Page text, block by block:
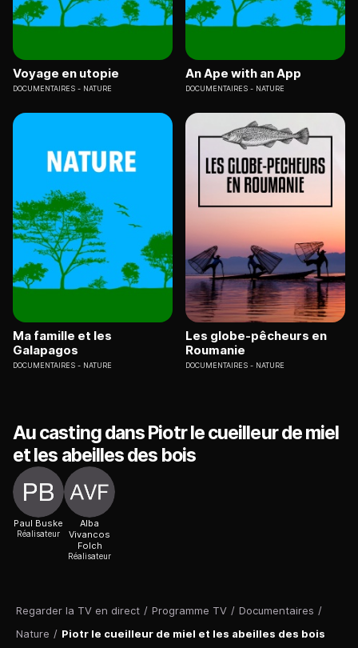
Regarder la TV en direct / Programme TV / Documentaires /
Nature / Piotr le cueilleur de miel et les abeilles des bois
Voyage en utopie
DOCUMENTAIRES NATURE
An Ape with an App
DOCUMENTAIRES NATURE
Ma famille et les
Galapagos
DOCUMENTAIRES NATURE
Les globe-pêcheurs en
Roumanie
DOCUMENTAIRES NATURE
Au casting dans Piotr le cueilleur de miel
et les abeilles des bois
Paul Buske
Réalisateur
Alba
Vivancos
Folch
Réalisateur